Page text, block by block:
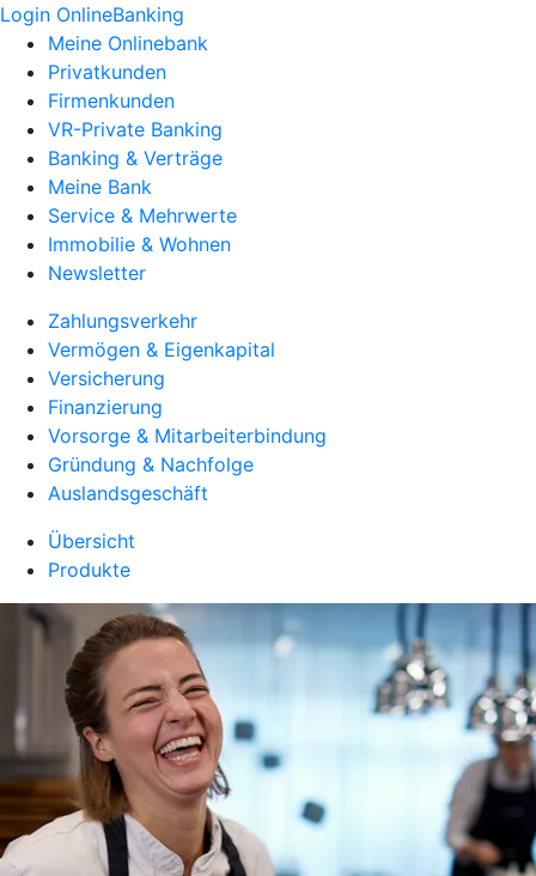
Login OnlineBanking
Meine Onlinebank
Privatkunden
Firmenkunden
VR-Private Banking
Banking & Verträge
Meine Bank
Service & Mehrwerte
Immobilie & Wohnen
Newsletter
Zahlungsverkehr
Vermögen & Eigenkapital
Versicherung
Finanzierung
Vorsorge & Mitarbeiterbindung
Gründung & Nachfolge
Auslandsgeschäft
Übersicht
Produkte